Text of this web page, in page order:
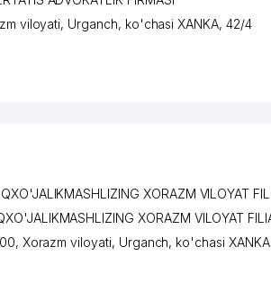
viloyati, Urganch, ko'chasi XANKA, 42/4
XORAZM VILOYAT
XORAZM VILOYAT
Xorazm viloyati, Urganch, ko'chasi XANKA